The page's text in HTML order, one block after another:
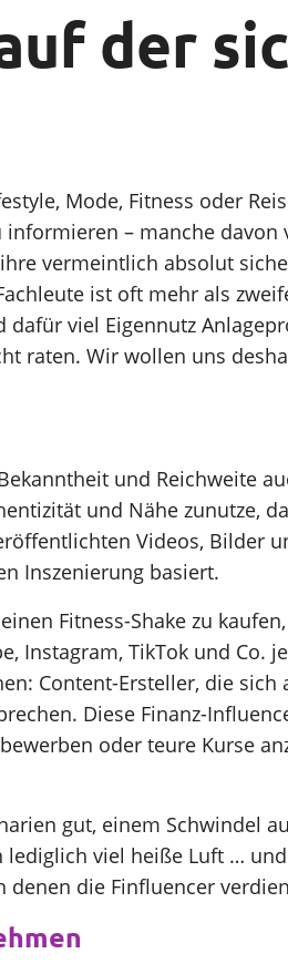
Vortrag
der
Mode, Fitness oder
informieren – manche
vermeintlich absolut
ist oft mehr als
viel Eigennutz
raten. Wir wollen uns
und Reichweite
und Nähe zunutze,
Videos, Bilder
Inszenierung basiert.
Fitness-Shake zu
Instagram, TikTok und Co.
Content-Ersteller, die sich
Diese Finanz-
oder teure Kurse
gut, einem Schwindel
viel heiße Luft …
die Finfluencer